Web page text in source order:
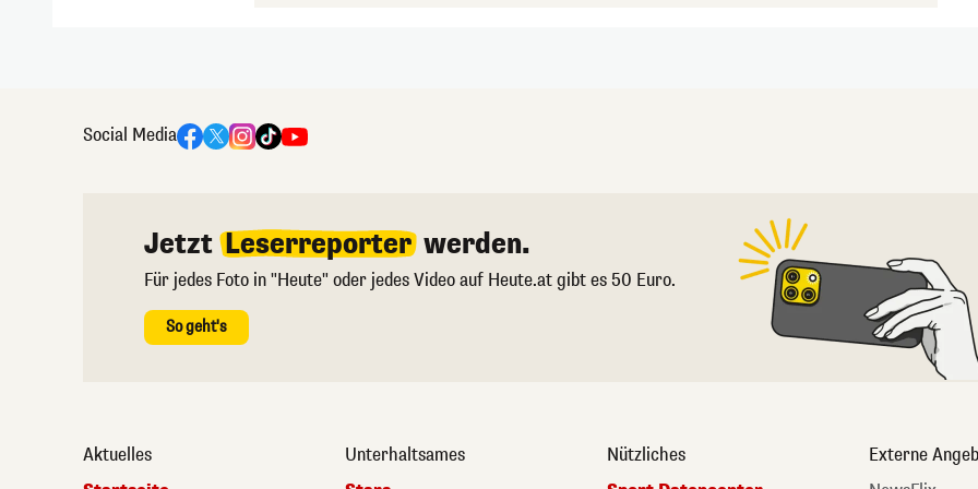
Social Media
Jetzt Leserreporter werden.
Für jedes Foto in "Heute" oder jedes Video auf Heute.at gibt es 50 Euro.
So geht's
Aktuelles
Unterhaltsames
Nützliches
Externe